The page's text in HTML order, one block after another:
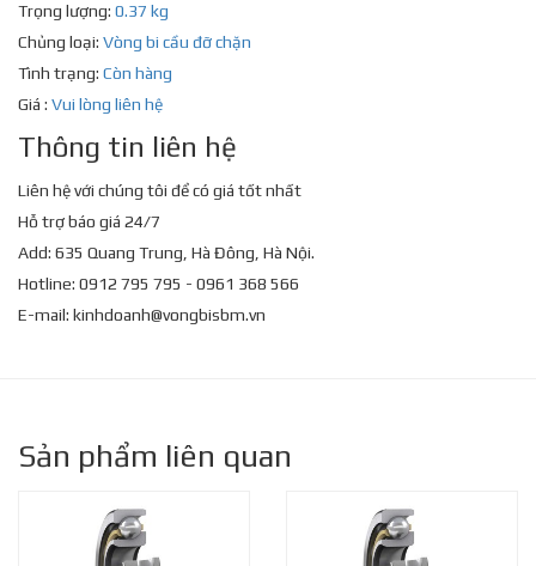
Trọng lượng: 0.37 kg
Chủng loại: Vòng bi cầu đỡ chặn
Tình trạng: Còn hàng
Giá : Vui lòng liên hệ
Thông tin liên hệ
Liên hệ với chúng tôi để có giá tốt nhất
Hỗ trợ báo giá 24/7
Add: 635 Quang Trung, Hà Đông, Hà Nội.
Hotline: 0912 795 795 - 0961 368 566
E-mail: kinhdoanh@vongbisbm.vn
Sản phẩm liên quan